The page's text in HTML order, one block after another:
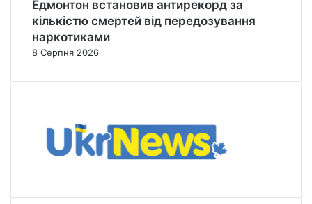
Едмонтон встановив антирекорд за
кількістю смертей від передозування
наркотиками
8 Серпня 2026